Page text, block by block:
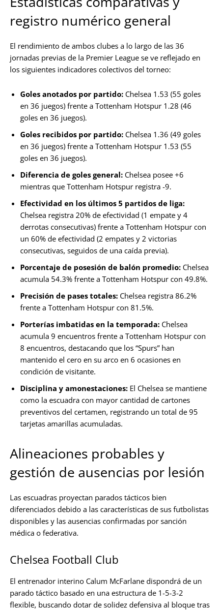
registro numérico general
El rendimiento de ambos clubes a lo largo de las 36
jornadas previas de la Premier League se ve reflejado en
los siguientes indicadores colectivos del torneo:
Goles anotados por partido: Chelsea 1.53 (55 goles
en 36 juegos) frente a Tottenham Hotspur 1.28 (46
goles en 36 juegos).
Goles recibidos por partido: Chelsea 1.36 (49 goles
en 36 juegos) frente a Tottenham Hotspur 1.53 (55
goles en 36 juegos).
Diferencia de goles general: Chelsea posee +6
mientras que Tottenham Hotspur registra -9.
Efectividad en los últimos 5 partidos de liga:
Chelsea registra 20% de efectividad (1 empate y 4
derrotas consecutivas) frente a Tottenham Hotspur con
un 60% de efectividad (2 empates y 2 victorias
consecutivas, seguidos de una caída previa).
Porcentaje de posesión de balón promedio: Chelsea
acumula 54.3% frente a Tottenham Hotspur con 49.8%.
Precisión de pases totales: Chelsea registra 86.2%
frente a Tottenham Hotspur con 81.5%.
Porterías imbatidas en la temporada: Chelsea
acumula 9 encuentros frente a Tottenham Hotspur con
8 encuentros, destacando que los “Spurs” han
mantenido el cero en su arco en 6 ocasiones en
condición de visitante.
Disciplina y amonestaciones: El Chelsea se mantiene
como la escuadra con mayor cantidad de cartones
preventivos del certamen, registrando un total de 95
tarjetas amarillas acumuladas.
Alineaciones probables y
gestión de ausencias por lesión
Las escuadras proyectan parados tácticos bien
diferenciados debido a las características de sus futbolistas
disponibles y las ausencias confirmadas por sanción
médica o federativa.
Chelsea Football Club
El entrenador interino Calum McFarlane dispondrá de un
parado táctico basado en una estructura de 1-5-3-2
flexible, buscando dotar de solidez defensiva al bloque tras